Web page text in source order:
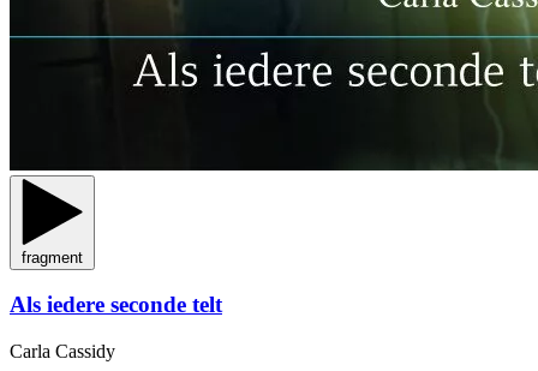
fragment
Als iedere seconde telt
Carla Cassidy